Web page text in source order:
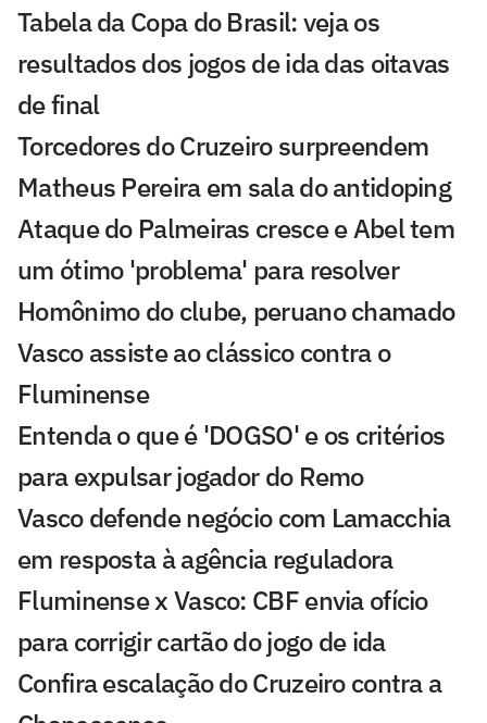
Tabela da Copa do Brasil: veja os
resultados dos jogos de ida das oitavas
de final
Torcedores do Cruzeiro surpreendem
Matheus Pereira em sala do antidoping
Ataque do Palmeiras cresce e Abel tem
um ótimo 'problema' para resolver
Homônimo do clube, peruano chamado
Vasco assiste ao clássico contra o
Fluminense
Entenda o que é 'DOGSO' e os critérios
para expulsar jogador do Remo
Vasco defende negócio com Lamacchia
em resposta à agência reguladora
Fluminense x Vasco: CBF envia ofício
para corrigir cartão do jogo de ida
Confira escalação do Cruzeiro contra a